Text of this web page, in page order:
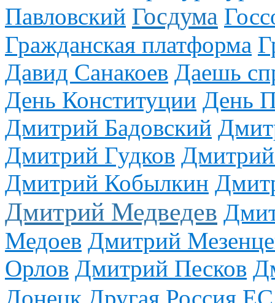
Павловский Госдума
Гражданская платформа
Давид Санакоев Даешь
День Конституции День
Дмитрий Бадовский
Дмитрий Гудков
Дмитрий Кобылкин
Дмитрий Медведев
Медоев Дмитрий
Орлов Дмитрий Песков
Донецк Другая Россия ЕС